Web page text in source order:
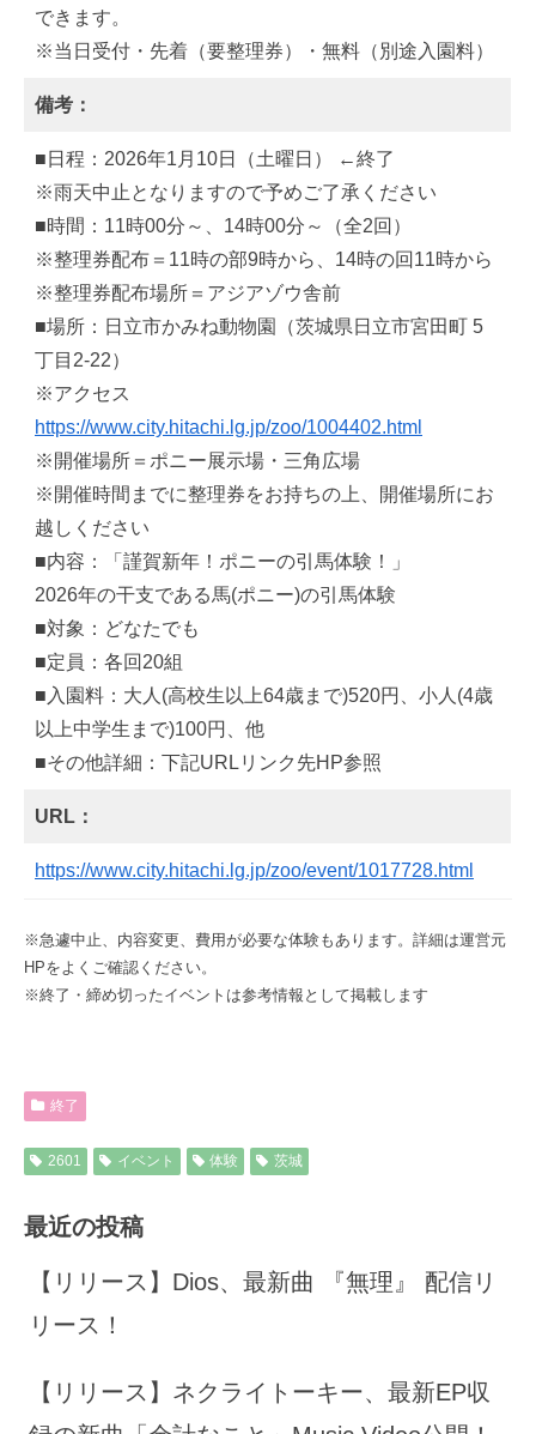
できます。
※当日受付・先着（要整理券）・無料（別途入園料）
備考：
■日程：2026年1月10日（土曜日） ←終了
※雨天中止となりますので予めご了承ください
■時間：11時00分～、14時00分～（全2回）
※整理券配布＝11時の部9時から、14時の回11時から
※整理券配布場所＝アジアゾウ舎前
■場所：日立市かみね動物園（茨城県日立市宮田町 5
丁目2-22）
※アクセス
https://www.city.hitachi.lg.jp/zoo/1004402.html
※開催場所＝ポニー展示場・三角広場
※開催時間までに整理券をお持ちの上、開催場所にお
越しください
■内容：「謹賀新年！ポニーの引馬体験！」
2026年の干支である馬(ポニー)の引馬体験
■対象：どなたでも
■定員：各回20組
■入園料：大人(高校生以上64歳まで)520円、小人(4歳
以上中学生まで)100円、他
■その他詳細：下記URLリンク先HP参照
URL：
https://www.city.hitachi.lg.jp/zoo/event/1017728.html
※急遽中止、内容変更、費用が必要な体験もあります。詳細は運営元
HPをよくご確認ください。
※終了・締め切ったイベントは参考情報として掲載します
終了
2601 イベント 体験 茨城
最近の投稿
【リリース】Dios、最新曲 『無理』 配信リ
リース！
【リリース】ネクライトーキー、最新EP収